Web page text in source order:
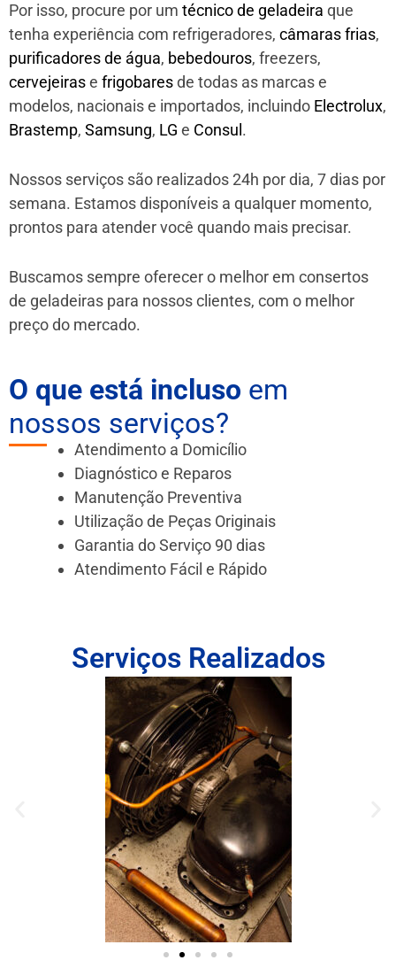
Por isso, procure por um técnico de geladeira que
tenha experiência com refrigeradores, câmaras frias,
purificadores de água, bebedouros, freezers,
cervejeirase frigobaresde todas as marcas e
modelos, nacionais e importados, incluindo Electrolux,
Brastemp, Samsung, LG e Consul .
Nossos serviços são realizados 24h por dia, 7 dias por
semana. Estamos disponíveis a qualquer momento,
prontos para atender você quando mais precisar.
Buscamos sempre oferecer o melhor em consertos
de geladeiras para nossos clientes, com o melhor
preço do mercado.
O que está incluso em
nossos serviços?
Atendimento a Domicílio
Diagnóstico e Reparos
Manutenção Preventiva
Utilização de Peças Originais
Garantia do Serviço 90 dias
Atendimento Fácil e Rápido
Serviços Realizados